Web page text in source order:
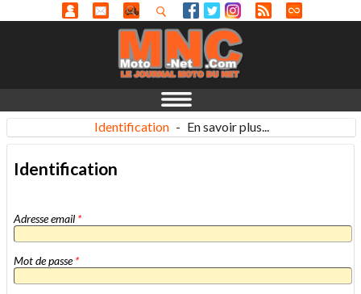
Identification - En savoir plus...
Identification
Adresse email *
Mot de passe*